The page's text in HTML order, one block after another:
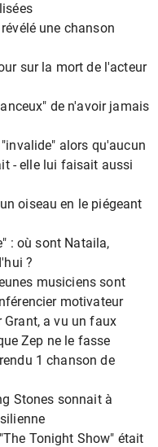
une chanson
sur la mort de l'acteur
de n'avoir jamais
alors qu'aucun
- elle lui faisait aussi
oiseau en le piégeant
: où sont Nataila,
?
musiciens sont
motivateur
Grant, a vu un faux
Zep ne le fasse
1 chanson de
Stones sonnait à
Tonight Show" était